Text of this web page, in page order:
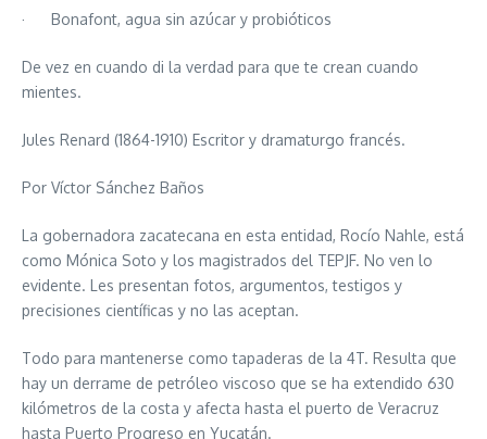
· Bonafont, agua sin azúcar y probióticos
De vez en cuando di la verdad para que te crean cuando
mientes.
Jules Renard (1864-1910) Escritor y dramaturgo francés.
Por Víctor Sánchez Baños
La gobernadora zacatecana en esta entidad, Rocío Nahle, está
como Mónica Soto y los magistrados del TEPJF. No ven lo
evidente. Les presentan fotos, argumentos, testigos y
precisiones científicas y no las aceptan.
Todo para mantenerse como tapaderas de la 4T. Resulta que
hay un derrame de petróleo viscoso que se ha extendido 630
kilómetros de la costa y afecta hasta el puerto de Veracruz
hasta Puerto Progreso en Yucatán.